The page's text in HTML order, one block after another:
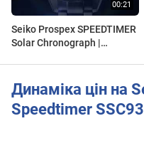
Seiko Prospex SPEEDTIMER
Solar Chronograph |
Динаміка цін на
Speedtimer